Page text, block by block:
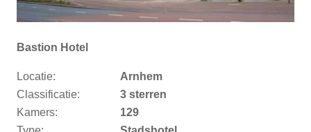
Bastion Hotel
Locatie:
Arnhem
Classificatie:
3 sterren
Kamers:
129